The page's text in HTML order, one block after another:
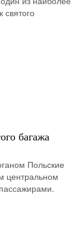
святого
багажа
Польские
центральном